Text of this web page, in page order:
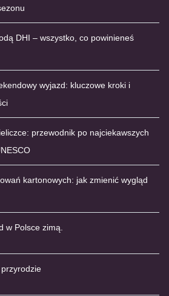
DHI – wszystko, co powinieneś
wyjazd: kluczowe kroki i
przewodnik po najciekawszych
kartonowych: jak zmienić wygląd
w Polsce zimą.